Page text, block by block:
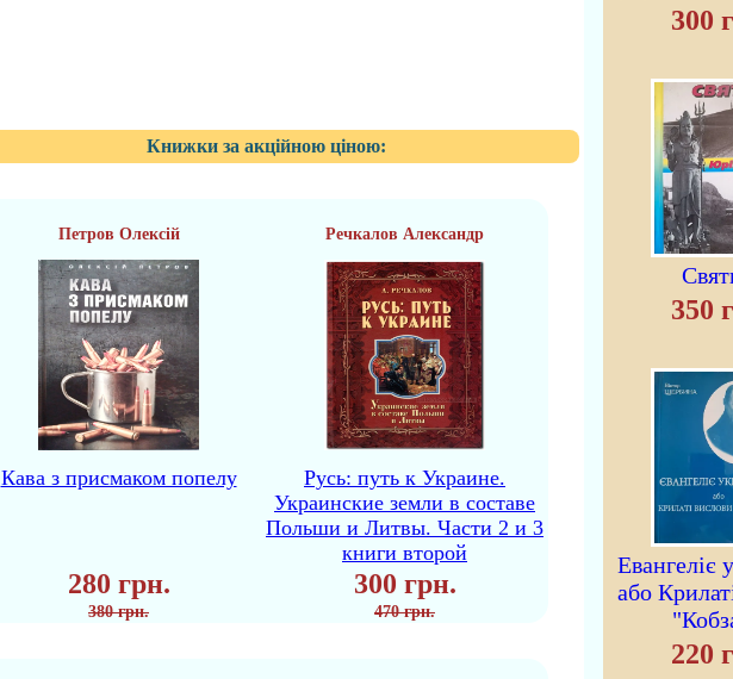
Книжки за акційною ціною:
Петров Олексій Речкалов Александр
Кава з присмаком попелу
Русь: путь к Украине.
Украинские земли в составе
Польши и Литвы. Части 2 и 3
книги второй
280 грн. 300 грн.
380 грн. 470 грн.
300
350
Евангеліє
або
220